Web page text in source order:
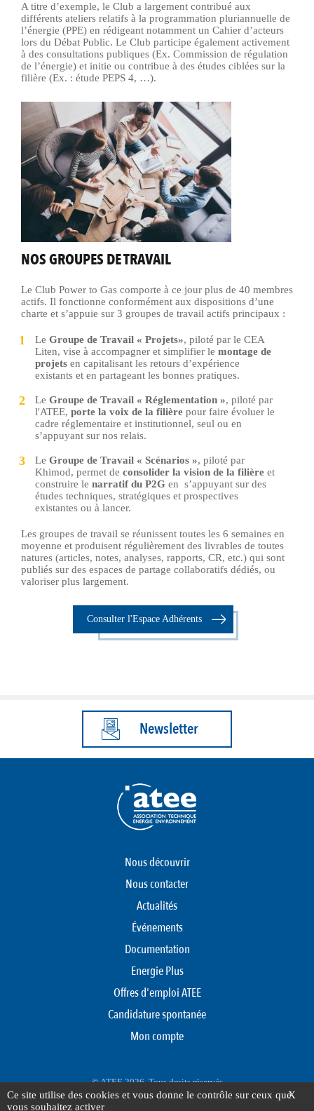
A titre d’exemple, le Club a largement contribué aux
différents ateliers relatifs à la programmation pluriannuelle de
l’énergie (PPE) en rédigeant notamment un Cahier d’acteurs
lors du Débat Public. Le Club participe également activement
à des consultations publiques (Ex. Commission de régulation
de l’énergie) et initie ou contribue à des études ciblées sur la
filière (Ex. : étude PEPS 4, …).
NOS GROUPES DE TRAVAIL
Le Club Power to Gas comporte à ce jour plus de 40 membres
actifs. Il fonctionne conformément aux dispositions d’une
charte et s’appuie sur 3 groupes de travail actifs principaux :
Le Groupe de Travail « Projets», piloté par le CEA
Liten, vise à accompagner et simplifier le montage de
projets en capitalisant les retours d’expérience
existants et en partageant les bonnes pratiques.
Le Groupe de Travail « Réglementation », piloté par
l'ATEE, portela voix de la filière pour faire évoluer le
cadre réglementaire et institutionnel, seul ou en
s’appuyant sur nos relais.
Le Groupe de Travail « Scénarios », piloté par
Khimod, permet de consolider la vision de la filière et
construire le narratifdu P2G en s’appuyant sur des
études techniques, stratégiques et prospectives
existantes ou à lancer.
Les groupes de travail se réunissent toutes les 6 semaines en
moyenne et produisent régulièrement des livrables de toutes
natures (articles, notes, analyses, rapports, CR, etc.) qui sont
publiés sur des espaces de partage collaboratifs dédiés, ou
valoriser plus largement.
Consulter l'Espace Adhérents
Newsletter
Nous découvrir
Nous contacter
Actualités
Événements
Documentation
Energie Plus
Offres d'emploi ATEE
Candidature spontanée
Mon compte
© ATEE 2026. Tous droits réservés
Protection des données personnelles
Plan du site
X
Ce site utilise des cookies et vous donne le contrôle sur ceux que
vous souhaitez activer